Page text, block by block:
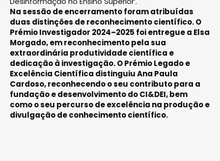
Na sessão de encerramento foram atribuídas
duas distinções de reconhecimento científico. O
Prémio Investigador 2024–2025 foi entregue a Elsa
Morgado, em reconhecimento pela sua
extraordinária produtividade científica e
dedicação à investigação. O Prémio Legado e
Excelência Científica distinguiu Ana Paula
Cardoso, reconhecendo o seu contributo para a
fundação e desenvolvimento do CI&DEI, bem
como o seu percurso de excelência na produção e
divulgação de conhecimento científico.